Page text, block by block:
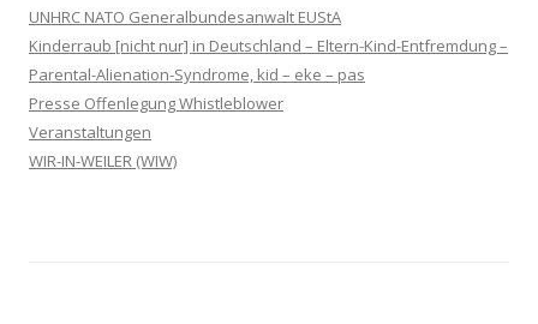
UNHRC NATO Generalbundesanwalt EUStA
Kinderraub [nicht nur] in Deutschland – Eltern-Kind-Entfremdung –
Parental-Alienation-Syndrome, kid – eke – pas
Presse Offenlegung Whistleblower
Veranstaltungen
WIR-IN-WEILER (WIW)